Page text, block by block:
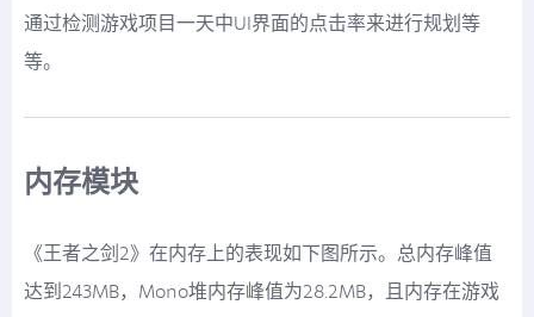
通过检测游戏项目一天中UI界面的点击率来进行规划等
等。
内存模块
《王者之剑2》在内存上的表现如下图所示。总内存峰值
达到243MB，Mono堆内存峰值为28.2MB，且内存在游戏